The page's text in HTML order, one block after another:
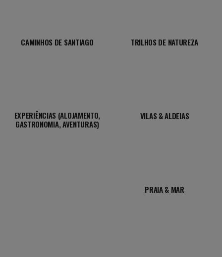
CAMINHOS DE SANTIAGO TRILHOS DE NATUREZA
EXPERIÊNCIAS (ALOJAMENTO,
GASTRONOMIA, AVENTURAS)
VILAS & ALDEIAS
PRAIA & MAR